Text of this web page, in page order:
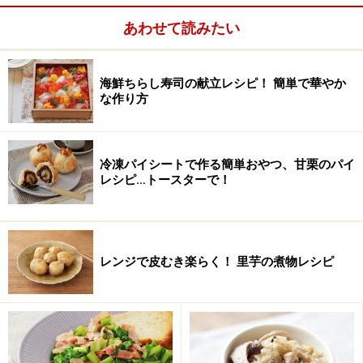
ズッキーニのごま酢あえの作り方・手順
■ズッキーニのごま酢あえ
1
ズッキーニを切る。
ズッキーニは５mm幅程度の斜め薄切りにし、更に細切
りにする。
あわせて読みたい
海鮮ちらし寿司の献立レシピ！ 簡単で華やか
な作り方
冷凍パイシートで作る簡単おやつ、甘栗のパイ
レシピ…トースターで！
レンジで皮むき楽らく！ 里芋の煮物レシピ